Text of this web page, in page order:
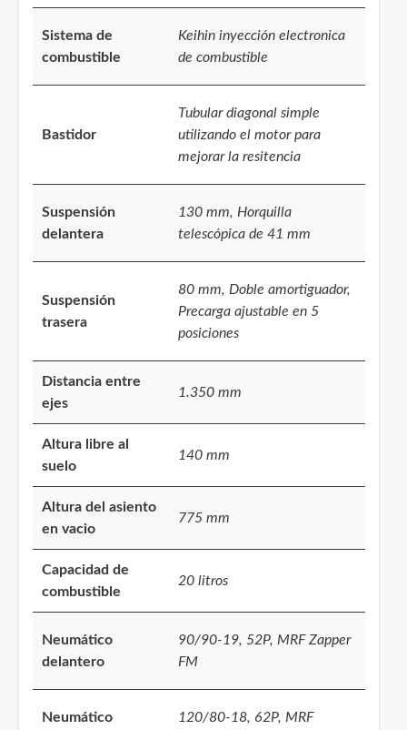
Sistema de
combustible
Keihin inyección electronica
de combustible
Bastidor
Tubular diagonal simple
utilizando el motor para
mejorar la resitencia
Suspensión
delantera
130 mm, Horquilla
telescópica de 41 mm
Suspensión
trasera
80 mm, Doble amortiguador,
Precarga ajustable en 5
posiciones
Distancia entre
ejes
1.350 mm
Altura libre al
suelo
140 mm
Altura del asiento
en vacio
775 mm
Capacidad de
combustible
20 litros
Neumático
delantero
90/90-19, 52P, MRF Zapper
FM
Neumático
120/80-18, 62P, MRF